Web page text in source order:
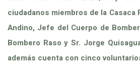
ciudadanos miembros de la Casaca
Andino, Jefe del Cuerpo de
Bombero Raso y Sr. Jorge
además cuenta con cinco